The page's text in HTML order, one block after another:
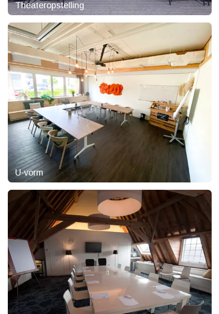
Theateropstelling
U-vorm